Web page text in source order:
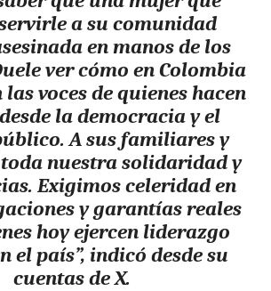
a su comunidad
en manos de los
ver cómo en Colombia
voces de quienes hacen
la democracia y el
A sus familiares y
nuestra solidaridad y
Exigimos celeridad en
y garantías reales
hoy ejercen liderazgo
el país”, indicó desde su
cuentas de X.